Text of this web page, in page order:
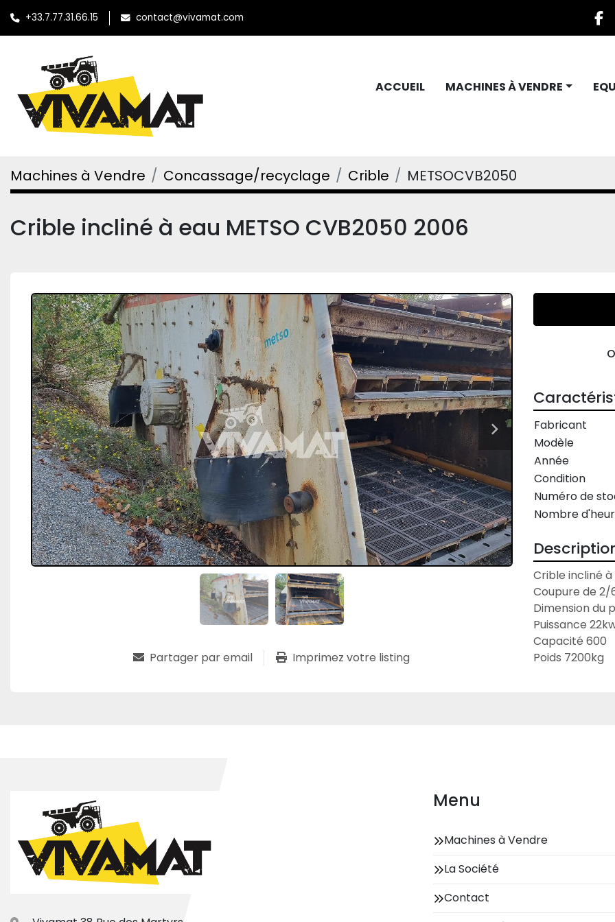
+33.7.77.31.66.15 contact@vivamat.com
ACCUEIL MACHINES À VENDRE
Machines à Vendre Concassage/recyclage Crible METSOCVB2050
Crible incliné à eau METSO CVB2050 2006
Partager par email Imprimez votre listing
Fabricant
Modèle
Année
Condition
Numéro de
Nombre
Crible incliné à
Coupure de 2/
Dimension du
Puissance
Capacité 600
Poids 7200kg
Menu
Machines à Vendre
La Société
Contact